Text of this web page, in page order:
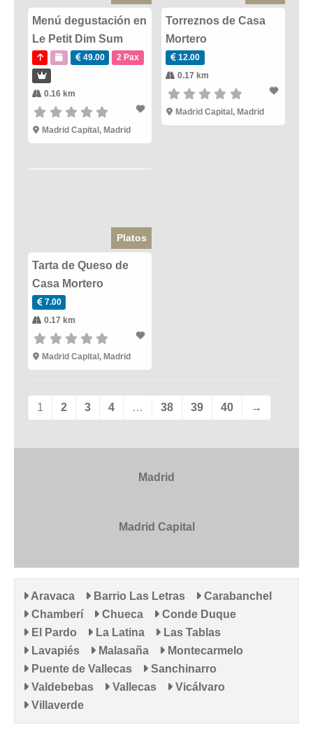
Menú degustación en
Le Petit Dim Sum
49.00 2 Pax
0.16 km
Madrid Capital , Madrid
Torreznos de Casa
Mortero
12.00
0.17 km
Madrid Capital , Madrid
Platos
Tarta de Queso de
Casa Mortero
7.00
0.17 km
Madrid Capital , Madrid
1 2 3 4 … 38 39 40 →
Madrid
Madrid Capital
Aravaca Barrio Las Letras
Carabanchel
Chamberí
Chueca
Conde Duque
El Pardo
La Latina
Las Tablas
Lavapiés
Malasaña
Montecarmelo
Puente de Vallecas
Sanchinarro
Valdebebas
Vallecas
Vicálvaro
Villaverde